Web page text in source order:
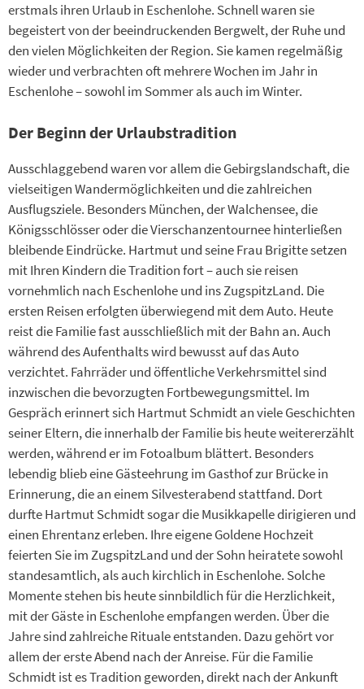
erstmals ihren Urlaub in Eschenlohe. Schnell waren sie
begeistert von der beeindruckenden Bergwelt, der Ruhe und
den vielen Möglichkeiten der Region. Sie kamen regelmäßig
wieder und verbrachten oft mehrere Wochen im Jahr in
Eschenlohe – sowohl im Sommer als auch im Winter.
Der Beginn der Urlaubstradition
Ausschlaggebend waren vor allem die Gebirgslandschaft, die
vielseitigen Wandermöglichkeiten und die zahlreichen
Ausflugsziele. Besonders München, der Walchensee, die
Königsschlösser oder die Vierschanzentournee hinterließen
bleibende Eindrücke. Hartmut und seine Frau Brigitte setzen
mit Ihren Kindern die Tradition fort – auch sie reisen
vornehmlich nach Eschenlohe und ins ZugspitzLand. Die
ersten Reisen erfolgten überwiegend mit dem Auto. Heute
reist die Familie fast ausschließlich mit der Bahn an. Auch
während des Aufenthalts wird bewusst auf das Auto
verzichtet. Fahrräder und öffentliche Verkehrsmittel sind
inzwischen die bevorzugten Fortbewegungsmittel. Im
Gespräch erinnert sich Hartmut Schmidt an viele Geschichten
seiner Eltern, die innerhalb der Familie bis heute weitererzählt
werden, während er im Fotoalbum blättert. Besonders
lebendig blieb eine Gästeehrung im Gasthof zur Brücke in
Erinnerung, die an einem Silvesterabend stattfand. Dort
durfte Hartmut Schmidt sogar die Musikkapelle dirigieren und
einen Ehrentanz erleben. Ihre eigene Goldene Hochzeit
feierten Sie im ZugspitzLand und der Sohn heiratete sowohl
standesamtlich, als auch kirchlich in Eschenlohe. Solche
Momente stehen bis heute sinnbildlich für die Herzlichkeit,
mit der Gäste in Eschenlohe empfangen werden. Über die
Jahre sind zahlreiche Rituale entstanden. Dazu gehört vor
allem der erste Abend nach der Anreise. Für die Familie
Schmidt ist es Tradition geworden, direkt nach der Ankunft